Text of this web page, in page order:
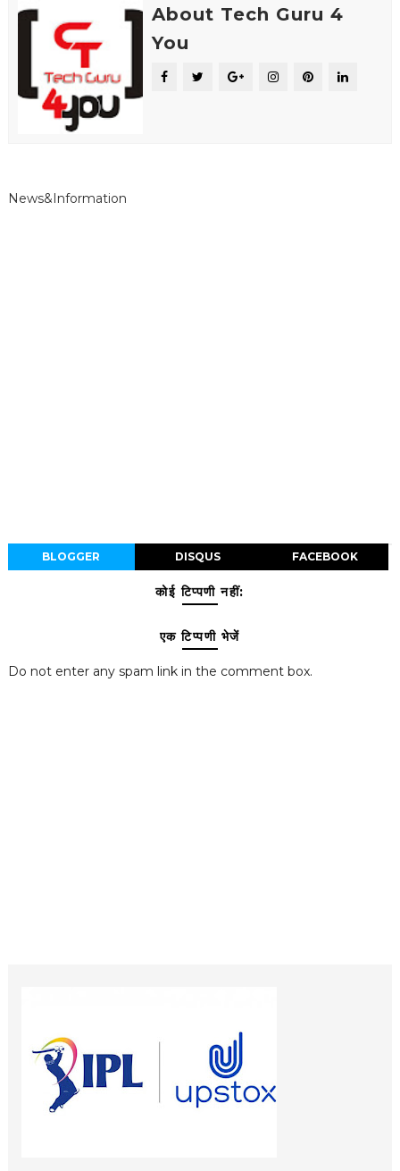
About Tech Guru 4
You
News&Information
BLOGGER DISQUS FACEBOOK
कोई टिप्पणी नहीं:
एक टिप्पणी भेजें
Do not enter any spam link in the comment box.